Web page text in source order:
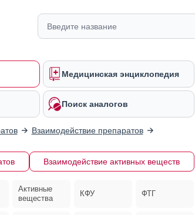
Медицинская энциклопедия
Поиск аналогов
Взаимодействие препаратов
Взаимодействие активных веществ
Активные
вещества
КФУ ФТГ